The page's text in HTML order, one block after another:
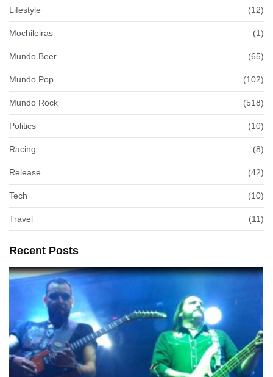
Lifestyle (12)
Mochileiras (1)
Mundo Beer (65)
Mundo Pop (102)
Mundo Rock (518)
Politics (10)
Racing (8)
Release (42)
Tech (10)
Travel (11)
Recent Posts